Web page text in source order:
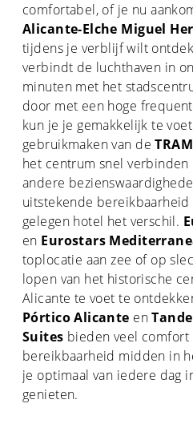
comfortabel, of je nu
Alicante-Elche Miguel
tijdens je verblijf wilt
verbindt de luchthaven in
minuten met het
door met een hoge
kun je je gemakkelijk te
gebruikmaken van deTRAM
het centrum snel
andere
uitstekende bereikbaarheid
gelegen hotel het verschil.
en Eurostars
toplocatie aan zee of op
lopen van het historische
Alicante te voet te
Pórtico Alicante en
Suites bieden veel
bereikbaarheid midden in
je optimaal van iedere dag
genieten.